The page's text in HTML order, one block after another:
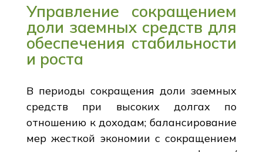
Управление сокращением
доли заемных средств для
обеспечения стабильности
и роста
В периоды сокращения доли заемных
средств при высоких долгах по
отношению к доходам; балансирование
мер жесткой экономии с сокращением